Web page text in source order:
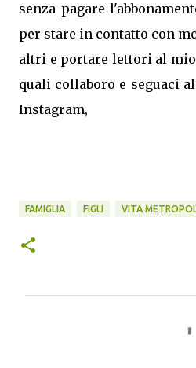
senza pagare
per stare in contatto con
altri e portare lettori al
quali collaboro e seguaci
Instagram,
FAMIGLIA FIGLI VITA